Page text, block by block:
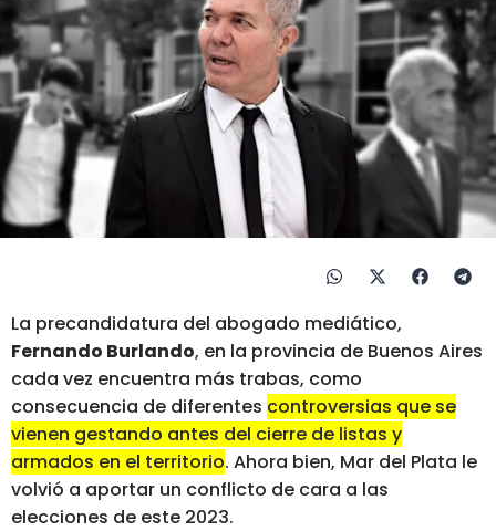
La precandidatura del abogado mediático,
Fernando Burlando, en la provincia de Buenos Aires
cada vez encuentra más trabas, como
consecuencia de diferentes controversias que se
vienen gestando antes del cierre de listas y
armados en el territorio. Ahora bien, Mar del Plata le
volvió a aportar un conflicto de cara a las
elecciones de este 2023.